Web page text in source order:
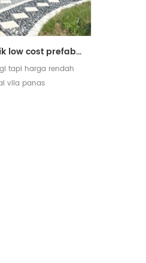
harga pabrik low cost prefab baja ringan untuk dijual villa
tapi harga rendah
vila panas